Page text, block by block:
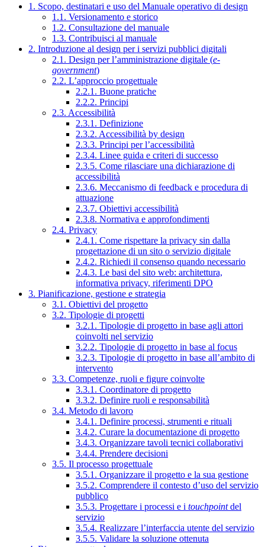
1. Scopo, destinatari e uso del Manuale operativo di design
1.1. Versionamento e storico
1.2. Consultazione del manuale
1.3. Contribuisci al manuale
2. Introduzione al design per i servizi pubblici digitali
2.1. Design per l’amministrazione digitale (e-
government)
2.2. L’approccio progettuale
2.2.1. Buone pratiche
2.2.2. Principi
2.3. Accessibilità
2.3.1. Definizione
2.3.2. Accessibilità by design
2.3.3. Principi per l’accessibilità
2.3.4. Linee guida e criteri di successo
2.3.5. Come rilasciare una dichiarazione di
accessibilità
2.3.6. Meccanismo di feedback e procedura di
attuazione
2.3.7. Obiettivi accessibilità
2.3.8. Normativa e approfondimenti
2.4. Privacy
2.4.1. Come rispettare la privacy sin dalla
progettazione di un sito o servizio digitale
2.4.2. Richiedi il consenso quando necessario
2.4.3. Le basi del sito web: architettura,
informativa privacy, riferimenti DPO
3. Pianificazione, gestione e strategia
3.1. Obiettivi del progetto
3.2. Tipologie di progetti
3.2.1. Tipologie di progetto in base agli attori
coinvolti nel servizio
3.2.2. Tipologie di progetto in base al focus
3.2.3. Tipologie di progetto in base all’ambito di
intervento
3.3. Competenze, ruoli e figure coinvolte
3.3.1. Coordinatore di progetto
3.3.2. Definire ruoli e responsabilità
3.4. Metodo di lavoro
3.4.1. Definire processi, strumenti e rituali
3.4.2. Curare la documentazione di progetto
3.4.3. Organizzare tavoli tecnici collaborativi
3.4.4. Prendere decisioni
3.5. Il processo progettuale
3.5.1. Organizzare il progetto e la sua gestione
3.5.2. Comprendere il contesto d’uso del servizio
pubblico
3.5.3. Progettare i processi e i touchpointdel
servizio
3.5.4. Realizzare l’interfaccia utente del servizio
3.5.5. Validare la soluzione ottenuta